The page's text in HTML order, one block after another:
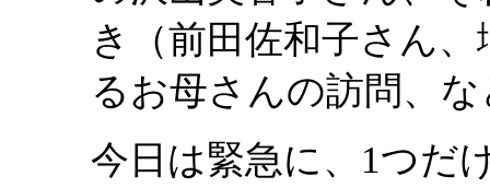
き（前田佐和子さん
るお母さんの訪問、
今日は緊急に、1つだ